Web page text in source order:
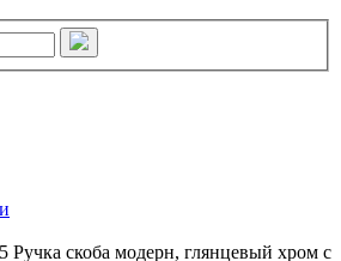
Ручка скоба модерн, глянцевый хром с